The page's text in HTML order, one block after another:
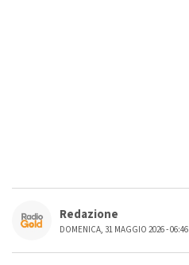
Redazione
DOMENICA, 31 MAGGIO 2026 - 06:46